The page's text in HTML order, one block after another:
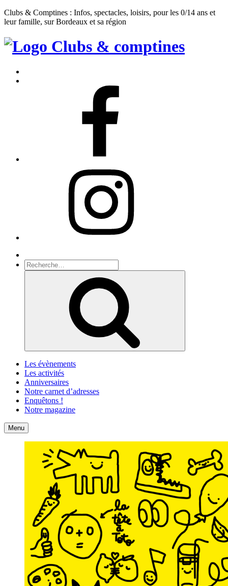
Clubs & Comptines : Infos, spectacles, loisirs, pour les 0/14 ans et
leur famille, sur Bordeaux et sa région
Clubs
Comptines
Recherche
pour
Les évènements
Les activités
Anniversaires
Notre carnet d’adresses
Enquêtons !
Notre magazine
Accueil
Menu Contact